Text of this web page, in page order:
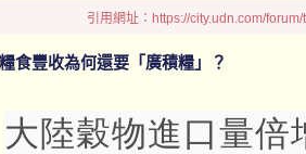
引用網址：https://city.udn.com/
食豐收為何還要「廣積糧」？
大陸穀物進口量